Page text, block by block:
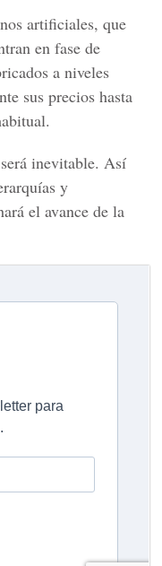
artificiales, que
en fase de
a niveles
sus precios hasta
inevitable. Así
y
el avance de la